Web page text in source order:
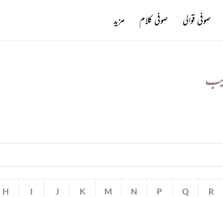
H I J K M N P Q R
صوفی قوالی صوفی کلام مزید